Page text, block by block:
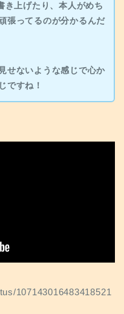
き上げたり、本人がめち
張ってるのが分かるんだ
せないような感じで心か
ですね！
107143016483418521